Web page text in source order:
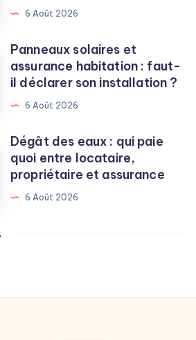
6 Août 2026
Panneaux solaires et
assurance habitation : faut-
il déclarer son installation ?
6 Août 2026
Dégât des eaux : qui paie
quoi entre locataire,
propriétaire et assurance
6 Août 2026